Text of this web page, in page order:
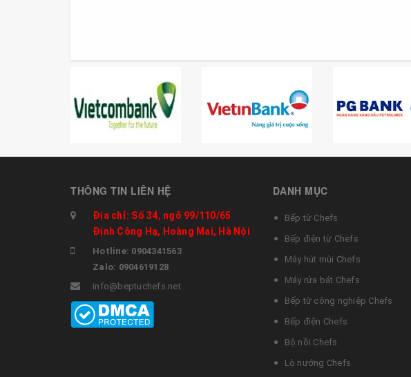
THÔNG TIN LIÊN HỆ
Địa chỉ: Số 34, ngõ 99/110/65
Định Công Hạ, Hoàng Mai, Hà Nội
Hotline: 0904341563
Zalo: 0904619128
info@beptuchefs.net
DANH MỤC
Bếp từ Chefs
Bếp điện từ Chefs
Máy hút mùi Chefs
Máy rửa bát Chefs
Bếp từ công nghiệp Chefs
Bếp điện Chefs
Bộ nồi Chefs
Lò nướng Chefs